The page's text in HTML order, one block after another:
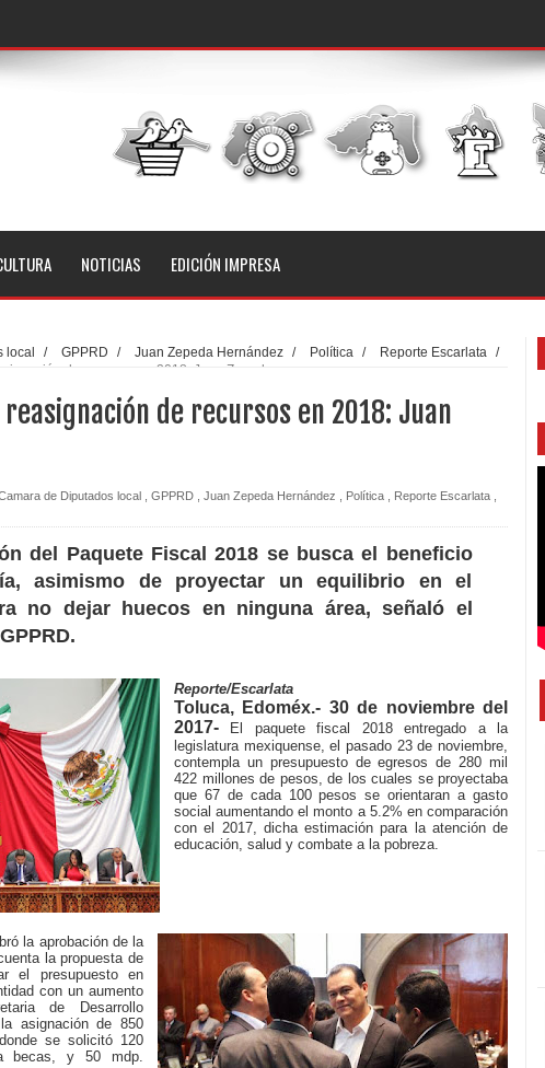
NOTICIAS EDICIÓN IMPRESA
local / GPPRD / Juan Zepeda Hernández / Política / Reporte Escarlata
/
de recursos en 2018: Juan Zepeda
reasignación de recursos en 2018: Juan
de Diputados local GPPRD Juan Zepeda Hernández Política Reporte Escarlata
del Paquete Fiscal 2018 se busca el beneficio
asimismo de proyectar un equilibrio en el
no dejar huecos en ninguna área, señaló el
Reporte/Escarlata
Toluca, Edoméx.- 30 de noviembre del
2017-
El paquete fiscal 2018 entregado a la
legislatura mexiquense, el pasado 23 de noviembre,
contempla un presupuesto de egresos de 280 mil
422 millones de pesos, de los cuales se proyectaba
que 67 de cada 100 pesos se orientaran a gasto
social aumentando el monto a 5.2% en comparación
con el 2017, dicha estimación para la atención de
educación, salud y combate a la pobreza.
la aprobación de la
la propuesta de
el presupuesto en
con un aumento
de Desarrollo
asignación de 850
se solicitó 120
becas, y 50 mdp.